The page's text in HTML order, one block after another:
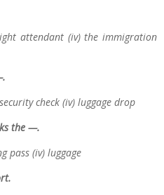
attendant (iv) the immigration
check (iv) luggage drop
the —.
pass (iv) luggage